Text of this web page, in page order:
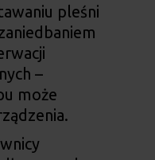
pleśni
–
może